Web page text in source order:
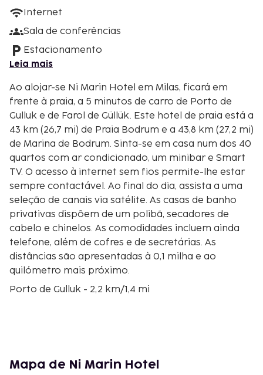
Internet
Sala de conferências
Estacionamento
Leia mais
Ao alojar-se Ni Marin Hotel em Milas, ficará em
frente à praia, a 5 minutos de carro de Porto de
Gulluk e de Farol de Güllük. Este hotel de praia está a
43 km (26,7 mi) de Praia Bodrum e a 43,8 km (27,2 mi)
de Marina de Bodrum. Sinta-se em casa num dos 40
quartos com ar condicionado, um minibar e Smart
TV. O acesso à internet sem fios permite-lhe estar
sempre contactável. Ao final do dia, assista a uma
seleção de canais via satélite. As casas de banho
privativas dispõem de um polibã, secadores de
cabelo e chinelos. As comodidades incluem ainda
telefone, além de cofres e de secretárias. As
distâncias são apresentadas à 0,1 milha e ao
quilómetro mais próximo.
Porto de Gulluk - 2,2 km/1,4 mi
Cidade Antiga de Iassos - 33,9 km/21,1 mi
Mapa de Ni Marin Hotel